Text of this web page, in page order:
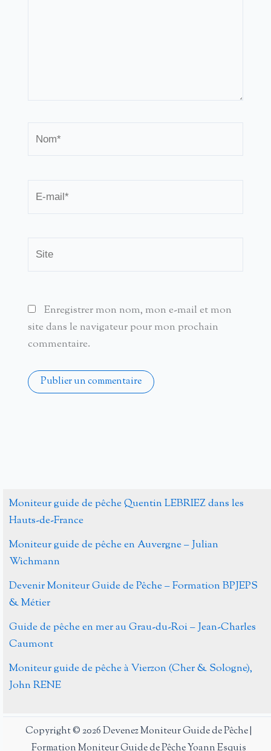
mail*
Enregistrer mon nom, mon e-mail et mon
site dans le navigateur pour mon prochain
commentaire.
Moniteur guide de pêche Quentin LEBRIEZ dans les
Hauts-de-France
Moniteur guide de pêche en Auvergne – Julian
Wichmann
Devenir Moniteur Guide de Pêche – Formation BPJEPS
& Métier
Guide de pêche en mer au Grau-du-Roi – Jean-Charles
Caumont
Moniteur guide de pêche à Vierzon (Cher & Sologne),
John RENE
Copyright © 2026 Devenez Moniteur Guide de Pêche |